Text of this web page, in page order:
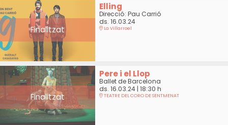
Finalitzat
Elling
Direcció: Pau Carrió
ds. 16.03.24
La Villarroel
Finalitzat
Pere i el Llop
Ballet de Barcelona
ds. 16.03.24| 18:30 h
TEATRE DEL CORO DE SENTMENAT